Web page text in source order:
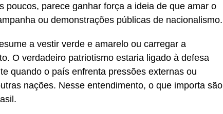
poucos, parece ganhar força a ideia de que amar o
ou demonstrações públicas de nacionalismo.
a vestir verde e amarelo ou carregar a
O verdadeiro patriotismo estaria ligado à defesa
quando o país enfrenta pressões externas ou
nações. Nesse entendimento, o que importa são